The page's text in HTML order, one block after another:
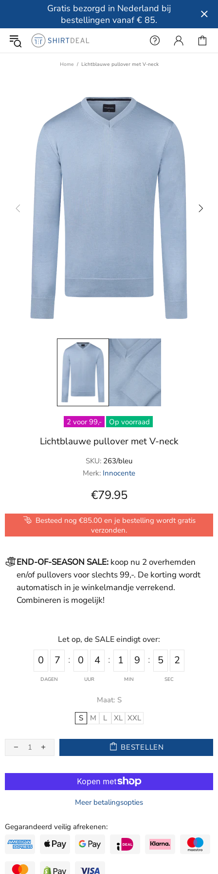
Gratis bezorgd in Nederland bij
bestellingen vanaf € 85.
Home Lichtblauwe pullover met V-neck
2 voor 99,- Op voorraad
Lichtblauwe pullover met V-neck
SKU: 263/bleu
Merk: Innocente
€79.95
Besteed nog €85.00 en je bestelling wordt gratis
verzonden.
END-OF-SEASON SALE: koop nu 2 overhemden
en/of pullovers voor slechts 99,-. De korting wordt
automatisch in je winkelmandje verrekend.
Combineren is mogelijk!
0 7
DAGEN
0 4
UUR
1 9
MIN
5 2
SEC
Let op, de SALE eindigt over:
Maat: S
S
M L XL XXL
BESTELLEN
Meer betalingsopties
Gegarandeerd veilig afrekenen: